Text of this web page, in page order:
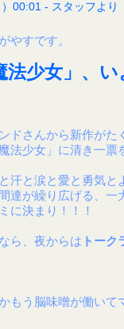
00:01 - スタッフより
やすです。
法少女」、
ドさんから新作がた
法少女」に清き一票
汗と涙と愛と勇気と
達が繰り広げる、一
に決まり！！！
ら、夜からは トーク
もう脳味噌が働いて